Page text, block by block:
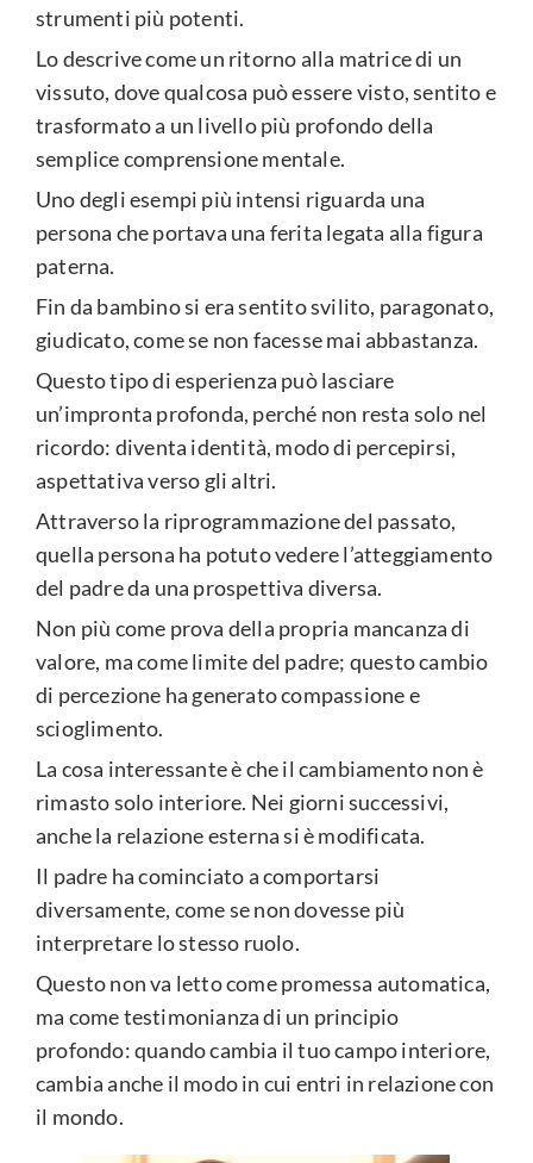
strumenti più potenti.
Lo descrive come un ritorno alla matrice di un
vissuto, dove qualcosa può essere visto, sentito e
trasformato a un livello più profondo della
semplice comprensione mentale.
Uno degli esempi più intensi riguarda una
persona che portava una ferita legata alla figura
paterna.
Fin da bambino si era sentito svilito, paragonato,
giudicato, come se non facesse mai abbastanza.
Questo tipo di esperienza può lasciare
un’impronta profonda, perché non resta solo nel
ricordo: diventa identità, modo di percepirsi,
aspettativa verso gli altri.
Attraverso la riprogrammazione del passato,
quella persona ha potuto vedere l’atteggiamento
del padre da una prospettiva diversa.
Non più come prova della propria mancanza di
valore, ma come limite del padre; questo cambio
di percezione ha generato compassione e
scioglimento.
La cosa interessante è che il cambiamento non è
rimasto solo interiore. Nei giorni successivi,
anche la relazione esterna si è modificata.
Il padre ha cominciato a comportarsi
diversamente, come se non dovesse più
interpretare lo stesso ruolo.
Questo non va letto come promessa automatica,
ma come testimonianza di un principio
profondo: quando cambia il tuo campo interiore,
cambia anche il modo in cui entri in relazione con
il mondo.